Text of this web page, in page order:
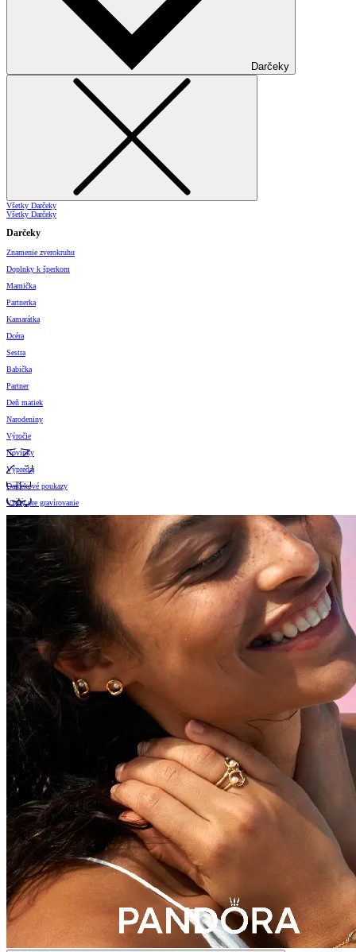
Darčeky
Všetky Darčeky
Všetky Darčeky
Darčeky
Znamenie zverokruhu
Doplnky k šperkom
Mamička
Partnerka
Kamarátka
Dcéra
Sestra
Babička
Partner
Deň matiek
Narodeniny
Výročie
Novinky
Výpredaj
Darčekové poukazy
Vzory pre gravírovanie